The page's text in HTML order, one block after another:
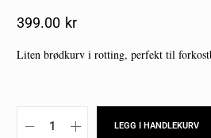
399.00 Kr
Liten brødkurv i rotting, perfekt til
LEGG I HANDLEKURV